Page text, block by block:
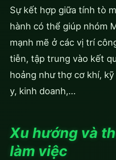
Sự kết hợp giữa tính tò
hành có thể giúp nhóm
mạnh mẽ ở các vị trí
tiễn, tập trung vào kết
hoảng như thợ cơ khí,
y, kinh doanh,…
Xu hướng và
làm việc